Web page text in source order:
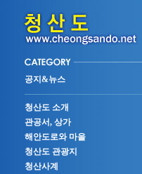
공지&뉴스
청산도 소개
관공서, 상가
해안도로와 마을
청산도 관광지
청산사계